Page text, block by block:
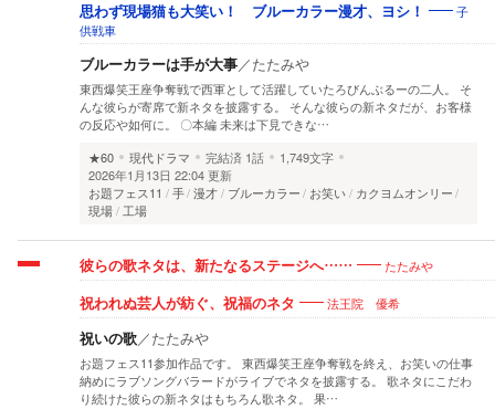
思わず現場猫も大笑い！ ブルーカラー漫才、ヨシ！
子
供戦車
ブルーカラーは手が大事／たたみや
東西爆笑王座争奪戦で西軍として活躍していたろびんぶるーの二人。 そ
んな彼らが寄席で新ネタを披露する。 そんな彼らの新ネタだが、お客様
の反応や如何に。 〇本編 未来は下見できな…
★60
現代ドラマ 完結済 1話
1,749文字
2026年1月13日 22:04 更新
お題フェス11
手 漫才 ブルーカラー お笑い
カクヨムオンリー
現場
工場
彼らの歌ネタは、新たなるステージへ…… たたみや
祝われぬ芸人が紡ぐ、祝福のネタ 法王院 優希
祝いの歌／たたみや
お題フェス11参加作品です。 東西爆笑王座争奪戦を終え、お笑いの仕事
納めにラブソングバラードがライブでネタを披露する。 歌ネタにこだわ
り続けた彼らの新ネタはもちろん歌ネタ。 果…